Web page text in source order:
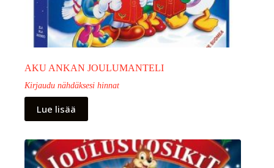
AKU ANKAN JOULUMANTELI
Kirjaudu nähdäksesi hinnat
Lue lisää